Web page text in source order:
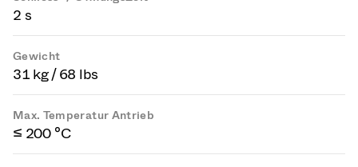
2 s
Gewicht
31 kg / 68 lbs
Max. Temperatur Antrieb
≤ 200 °C